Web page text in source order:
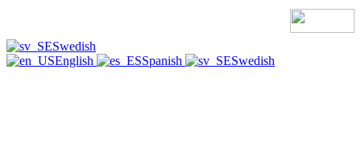
Swedish
English
Spanish Swedish